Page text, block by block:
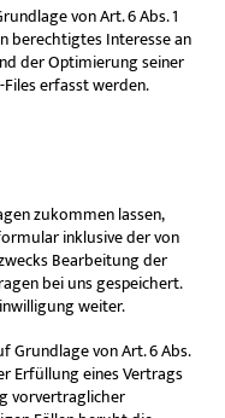
von Art. 6 Abs. 1
berechtigtes Interesse an
der Optimierung seiner
erfasst werden.
zukommen lassen,
inklusive der von
Bearbeitung der
bei uns gespeichert.
weiter.
Grundlage von Art. 6 Abs.
Erfüllung eines Vertrags
vorvertraglicher